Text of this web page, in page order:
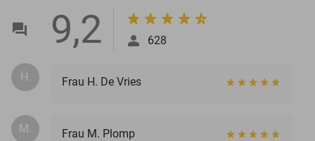
9,2 628
H. Frau H. De Vries
M. Frau M. Plomp